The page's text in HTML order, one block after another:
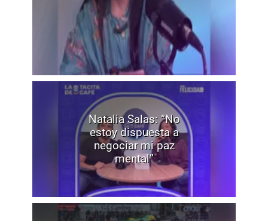
Natalia Salas: “No
estoy dispuesta a
negociar mi paz
mental”